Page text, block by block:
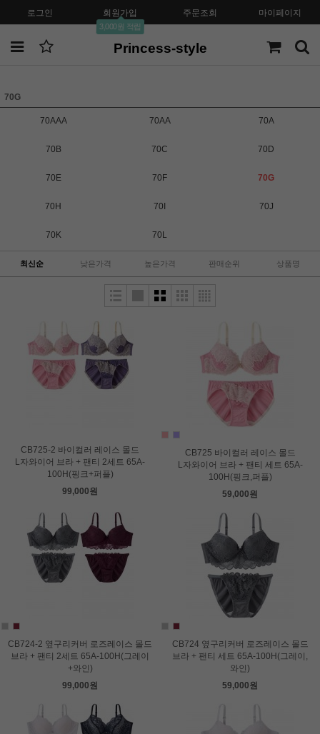
로그인 회원가입
3,000원 적립
주문조회 마이페이지
Princess-style
70G
70AAA 70AA 70A
70B 70C 70D
70E 70F 70G
70H 70I 70J
70K 70L
최신순 낮은가격 높은가격 판매순위 상품명
CB725-2 바이컬러 레이스 몰드
L자와이어 브라 + 팬티 2세트 65A-
100H(핑크+퍼플)
99,000원
CB725 바이컬러 레이스 몰드
L자와이어 브라 + 팬티 세트 65A-
100H(핑크,퍼플)
59,000원
CB724-2 옆구리커버 로즈레이스 몰드
브라 + 팬티 2세트 65A-100H(그레이
+와인)
99,000원
CB724 옆구리커버 로즈레이스 몰드
브라 + 팬티 세트 65A-100H(그레이,
와인)
59,000원